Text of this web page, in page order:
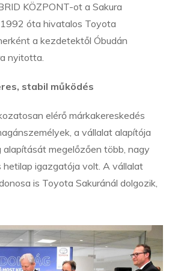
KÖZPONT-ot a Sakura
óta hivatalos Toyota
a kezdetektől Óbudán
nyitotta.
stabil működés
elérő márkakereskedés
a vállalat alapítója
alapítását megelőzően több, nagy
hetilap igazgatója volt. A vállalat
is Toyota Sakuránál dolgozik,